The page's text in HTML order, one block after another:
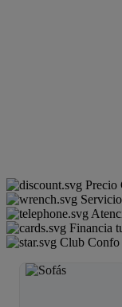
Precio
Financia
Club Confo